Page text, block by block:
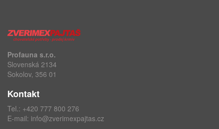
Profauna s.r.o.
Slovenská 2134
Sokolov, 356 01
Kontakt
Tel.: +420 777 800 276
E-mail: info@zverimexpajtas.cz